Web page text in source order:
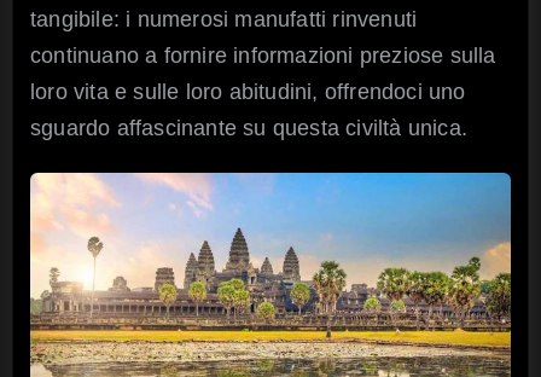
tangibile: i numerosi manufatti rinvenuti
continuano a fornire informazioni preziose sulla
loro vita e sulle loro abitudini, offrendoci uno
sguardo affascinante su questa civiltà unica.